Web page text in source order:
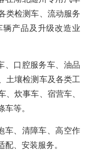
类检测车、流动服务
产品及升级改造业
、口腔服务车、油品
土壤检测车及各类工
炊事车、宿营车、
等。
车、清障车、高空作
、安装服务。